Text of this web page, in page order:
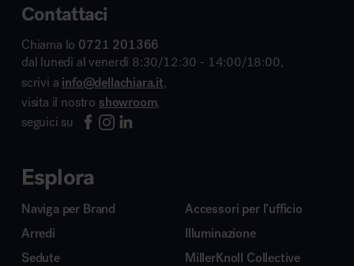
Contattaci
Chiama lo 0721 201366
dal lunedì al venerdì 8:30/12:30 - 14:00/18:00,
scrivi a info@dellachiara.it,
visita il nostro showroom,
seguici su
Esplora
Naviga per Brand
Arredi
Sedute
Accessori per l’ufficio
Illuminazione
MillerKnoll Collective